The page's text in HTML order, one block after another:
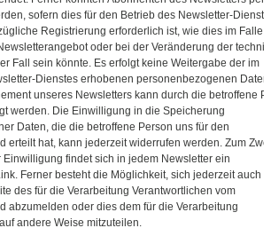
sofern dies für den Betrieb des Newsletter-
Registrierung erforderlich ist, wie dies im Falle
oder bei der Veränderung der
Fall sein könnte. Es erfolgt keine Weitergabe der im
Dienstes erhobenen personenbezogenen
unseres Newsletters kann durch die betroffene
werden. Die Einwilligung in die Speicherung
Daten, die die betroffene Person uns für den
erteilt hat, kann jederzeit widerrufen werden. Zum
Einwilligung findet sich in jedem Newsletter ein
Ferner besteht die Möglichkeit, sich jederzeit auch
des für die Verarbeitung Verantwortlichen vom
abzumelden oder dies dem für die Verarbeitung
andere Weise mitzuteilen.